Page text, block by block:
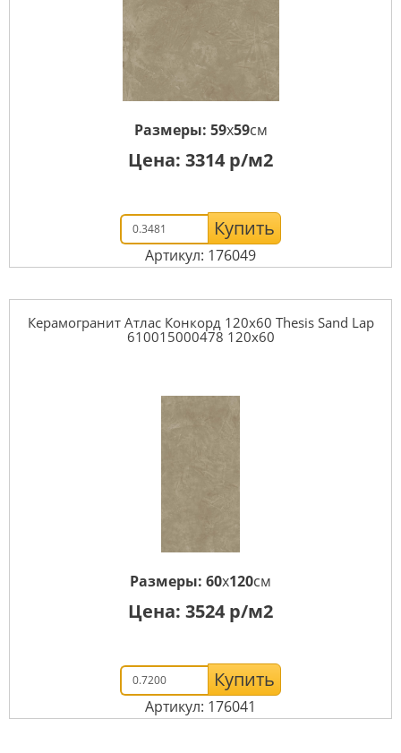
Размеры: 59x59см
Цена: 3314 р/м2
Купить
Артикул: 176049
Керамогранит Атлас Конкорд 120x60 Thesis Sand Lap
610015000478 120x60
Размеры: 60x120см
Цена: 3524 р/м2
Купить
Артикул: 176041